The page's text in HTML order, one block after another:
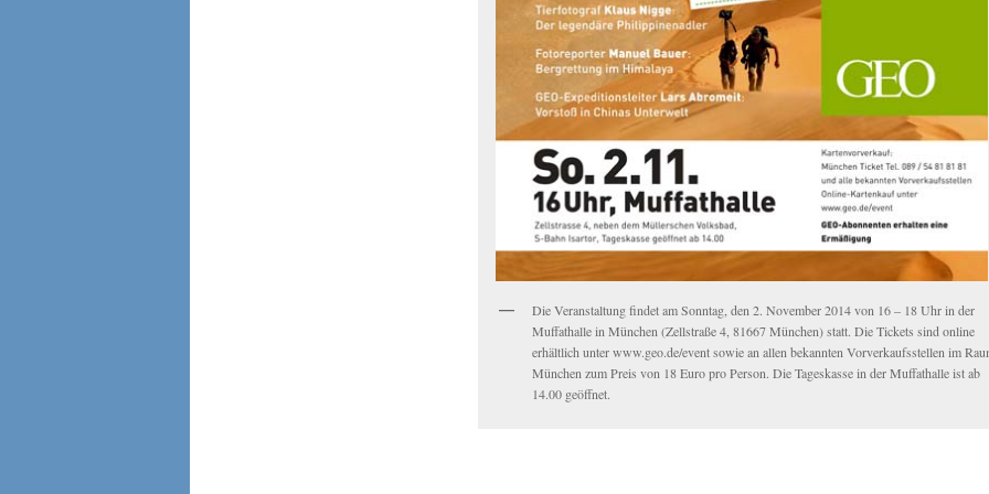
Die Veranstaltung findet am Sonntag, den 2. November 2014 von 16 – 18 Uhr in der
Muffathalle in München (Zellstraße 4, 81667 München) statt. Die Tickets sind online
erhältlich unter www.geo.de/event sowie an allen bekannten Vorverkaufsstellen im
München zum Preis von 18 Euro pro Person. Die Tageskasse in der Muffathalle ist ab
14.00 geöffnet.